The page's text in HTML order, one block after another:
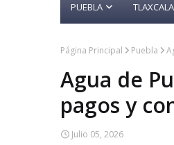
PUEBLA TLAXCALA
Página Principal Puebla
Agua de
pagos y
Julio 05, 2026